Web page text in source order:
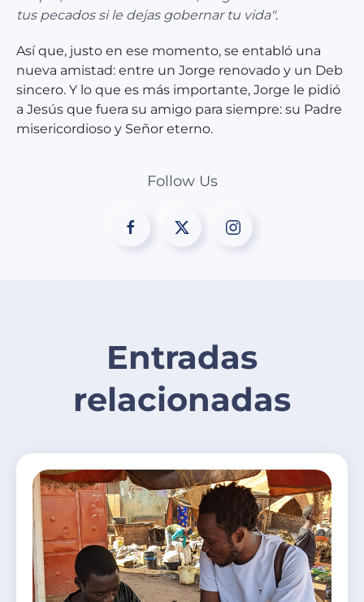
tus pecados si le dejas gobernar tu vida".
Así que, justo en ese momento, se entabló una
nueva amistad: entre un Jorge renovado y un Deb
sincero. Y lo que es más importante, Jorge le pidió
a Jesús que fuera su amigo para siempre: su Padre
misericordioso y Señor eterno.
Follow Us
Entradas
relacionadas